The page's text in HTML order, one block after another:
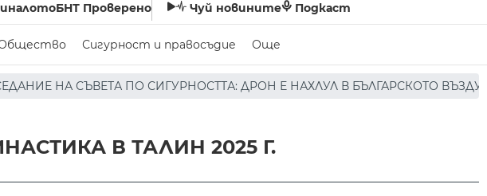
БНТ Проверено Чуй новините Подкаст
Сигурност и правосъдие Още
СИГУРНОСТТА: ДРОН Е НАХЛУЛ В БЪЛГАРСКОТО ВЪЗДУШНО
В ТАЛИН 2025 Г.